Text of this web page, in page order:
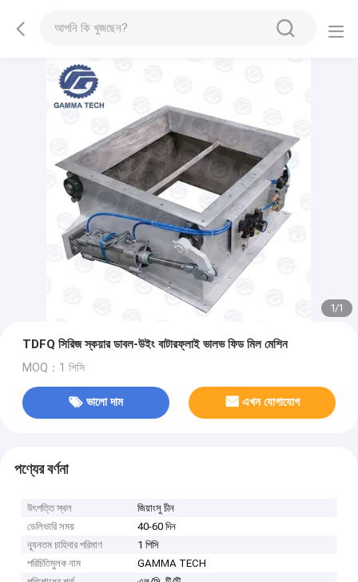
1/1
TDFQ সিরিজ স্কয়ার ডাবল-উইং বাটারফ্লাই ভালভ ফিড মিল মেশিন
MOQ：1 পিসি
ভালো দাম এখন যোগাযোগ
পণ্যের বর্ণনা
উৎপত্তি স্থল
জিয়াংসু চীন
ডেলিভারি সময়
40-60 দিন
ন্যূনতম চাহিদার পরিমাণ
1 পিসি
পরিচিতিমুলক নাম
GAMMA TECH